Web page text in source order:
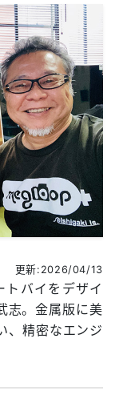
更新:2026/04/13
トバイをデザイ
志。金属版に美
、精密なエンジ